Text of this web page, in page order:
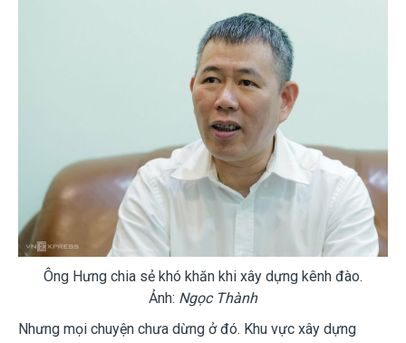
Ông Hưng chia sẻ khó khăn khi xây dựng kênh đào.
Ảnh: Ngọc Thành
Nhưng mọi chuyện chưa dừng ở đó. Khu vực xây dựng